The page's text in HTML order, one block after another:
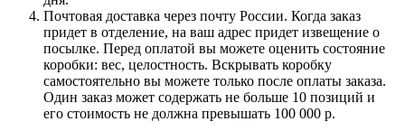
Почтовая доставка через почту России. Когда заказ
придет в отделение, на ваш адрес придет извещение о
посылке. Перед оплатой вы можете оценить состояние
коробки: вес, целостность. Вскрывать коробку
самостоятельно вы можете только после оплаты заказа.
Один заказ может содержать не больше 10 позиций и
его стоимость не должна превышать 100 000 р.